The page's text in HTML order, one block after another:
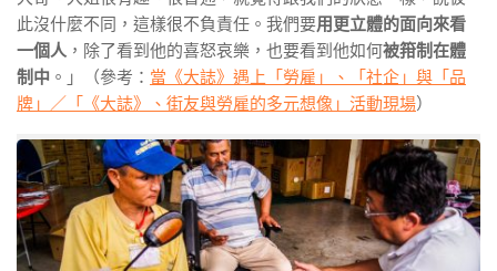
此沒什麼不同，這樣很不負責任。我們要用更立體的面向來看
一個人 ，除了看到他的喜怒哀樂，也要看到他如何被箝制在體
制中 。」（參考： 當《大誌》遇上「勞雇」、「社企」與「品
牌」／「《大誌》、街友與勞雇的多元想像」活動現場）